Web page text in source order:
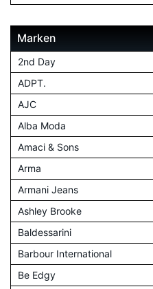
Marken
2nd Day
ADPT.
AJC
Alba Moda
Amaci & Sons
Arma
Armani Jeans
Ashley Brooke
Baldessarini
Barbour International
Be Edgy